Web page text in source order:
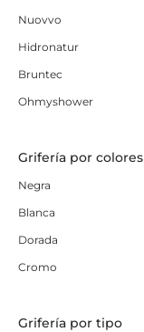
Nuovvo
Hidronatur
Bruntec
Ohmyshower
Grifería por colores
Negra
Blanca
Dorada
Cromo
Grifería por tipo